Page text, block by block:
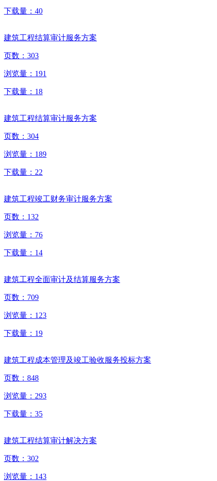
下载量： 40
建筑工程结算审计服务方案
页数： 303
浏览量： 191
下载量： 18
建筑工程结算审计服务方案
页数： 304
浏览量： 189
下载量： 22
建筑工程竣工财务审计服务方案
页数： 132
浏览量： 76
下载量： 14
建筑工程全面审计及结算服务方案
页数： 709
浏览量： 123
下载量： 19
建筑工程成本管理及竣工验收服务投标方案
页数： 848
浏览量： 293
下载量： 35
建筑工程结算审计解决方案
页数： 302
浏览量： 143